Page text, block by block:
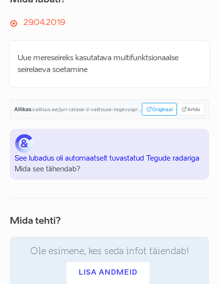
29.04.2019
Uue mereseireks kasutatava multifunktsionaalse
seirelaeva soetamine
Allikas: Originaal Arhiiv
See lubadus oli automaatselt tuvastatud Tegude radariga
Mida see tähendab?
Mida tehti?
Ole esimene, kes seda infot täiendab!
LISA ANDMEID